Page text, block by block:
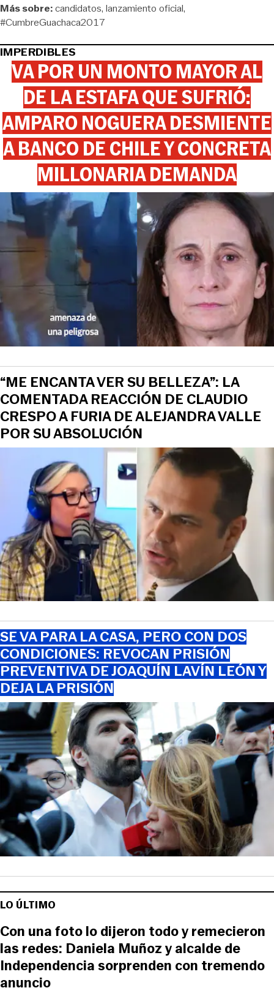
Más sobre:candidatos lanzamiento oficial
#CumbreGuachaca2017
IMPERDIBLES
VA POR UN MONTO MAYOR AL
DE LA ESTAFA QUE SUFRIÓ:
AMPARO NOGUERA DESMIENTE
A BANCO DE CHILE Y CONCRETA
MILLONARIA DEMANDA
“ME ENCANTA VER SU BELLEZA”: LA
COMENTADA REACCIÓN DE CLAUDIO
CRESPO A FURIA DE ALEJANDRA VALLE
POR SU ABSOLUCIÓN
SE VA PARA LA CASA, PERO CON DOS
CONDICIONES: REVOCAN PRISIÓN
PREVENTIVA DE JOAQUÍN LAVÍN LEÓN Y
DEJA LA PRISIÓN
LO ÚLTIMO
Con una foto lo dijeron todo y remecieron
las redes: Daniela Muñoz y alcalde de
Independencia sorprenden con tremendo
anuncio